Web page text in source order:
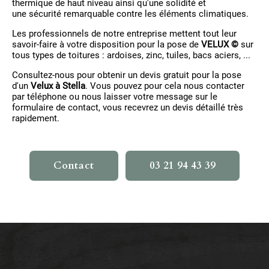
thermique de haut niveau ainsi qu'une solidité et
une sécurité remarquable contre les éléments climatiques.
Les professionnels de notre entreprise mettent tout leur
savoir-faire à votre disposition pour la pose de VELUX © sur
tous types de toitures : ardoises, zinc, tuiles, bacs aciers, ...
Consultez-nous pour obtenir un devis gratuit pour la pose
d'un Velux à Stella. Vous pouvez pour cela nous contacter
par téléphone ou nous laisser votre message sur le
formulaire de contact, vous recevrez un devis détaillé très
rapidement.
Contact 03 21 94 43 39